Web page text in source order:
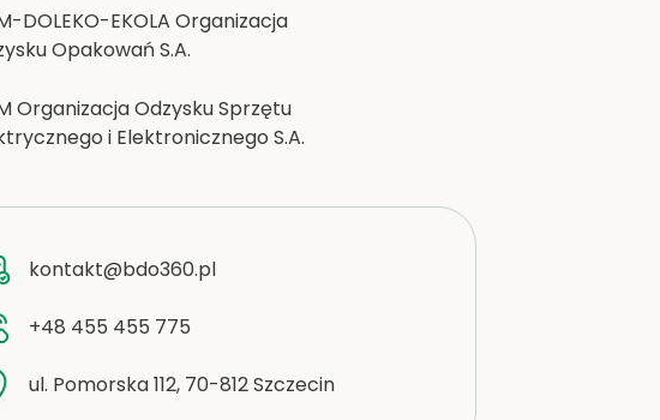
DOLEKO-EKOLA Organizacja
Opakowań S.A.
Organizacja Odzysku Sprzętu
i Elektronicznego S.A.
kontakt@bdo360.pl
+48 455 455 775
ul. Pomorska 112, 70-812 Szczecin